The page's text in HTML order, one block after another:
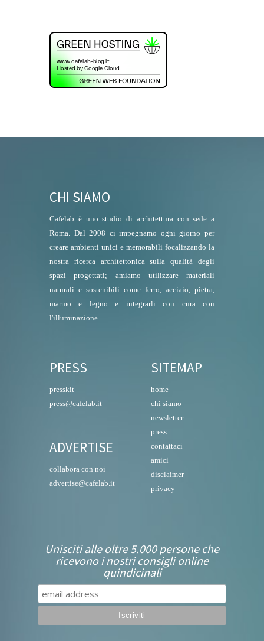
CHI SIAMO
Cafelab è uno studio di architettura con sede a
Roma. Dal 2008 ci impegnamo ogni giorno per
creare ambienti unici e memorabili focalizzando la
nostra ricerca architettonica sulla qualità degli
spazi progettati; amiamo utilizzare materiali
naturali e sostenibili come ferro, acciaio, pietra,
marmo e legno e integrarli con cura con
l'illuminazione.
PRESS
presskit
press@cafelab.it
ADVERTISE
collabora con noi
advertise@cafelab.it
SITEMAP
home
chi siamo
newsletter
press
contattaci
amici
disclaimer
privacy
Unisciti alle oltre 5.000 persone che
ricevono i nostri consigli online
quindicinali